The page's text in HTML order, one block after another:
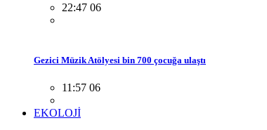
22:47 06
Gezici Müzik Atölyesi bin 700 çocuğa ulaştı
11:57 06
EKOLOJİ